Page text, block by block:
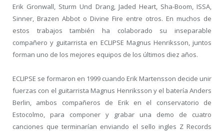
Erik Gronwall, Sturm Und Drang, Jaded Heart, Sha-Boom, ISSA,
Sinner, Brazen Abbot o Divine Fire entre otros. En muchos de
estos trabajos también ha colaborado su inseparable
compañero y guitarrista en ECLIPSE Magnus Henriksson, juntos
forman uno de los mejores equipos de los últimos diez años.
ECLIPSE se formaron en 1999 cuando Erik Martensson decide unir
fuerzas con el guitarrista Magnus Henriksson y el batería Anders
Berlin, ambos compañeros de Erik en el conservatorio de
Estocolmo, para componer y grabar una demo de cuatro
canciones que terminarían enviando el sello ingles Z Records